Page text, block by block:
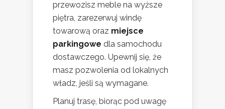
przewozisz meble na wyższe
piętra, zarezerwuj windę
towarową oraz miejsce
parkingowe dla samochodu
dostawczego. Upewnij się, że
masz pozwolenia od lokalnych
władz, jeśli są wymagane.
Planuj trasę, biorąc pod uwagę